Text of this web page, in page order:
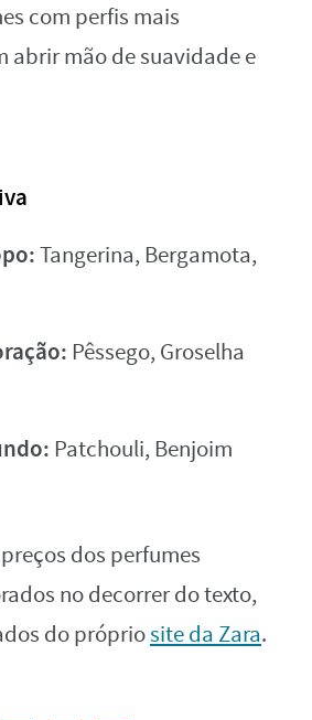
com perfis mais
abrir mão de suavidade e
Tangerina, Bergamota,
Pêssego, Groselha
Patchouli, Benjoim
dos perfumes
no decorrer do texto,
do própriosite da Zara.